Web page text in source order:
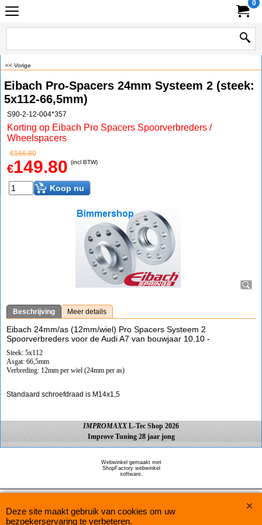
0
<< Vorige
Eibach Pro-Spacers 24mm Systeem 2 (steek:
5x112-66,5mm)
S90-2-12-004*357
Korting op Eibach Pro Spacers Spoorverbreders /
Wheelspacers
€166.80
€149.80 (incl BTW)
Koop nu
Beschrijving Meer details
Eibach 24mm/as (12mm/wiel) Pro Spacers Systeem 2
Spoorverbreders voor de Audi A7 van bouwjaar 10.10 -
Steek: 5x112
Asgat: 66,5mm
Verbreding: 12mm per wiel (24mm per as)
Standaard schroefdraad is M14x1,5
IMPROMAXX L-Tec Shop 2026
Improve Tuning 28 jaar jong
Webwinkel gemaakt met
ShopFactory webwinkel
software.
Deze site maakt gebruik van cookies om uw
bezoekerservaring te verbeteren.